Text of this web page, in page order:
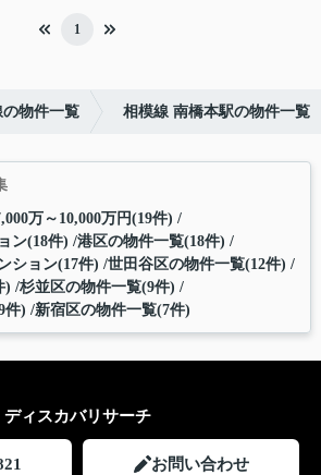
1
物件一覧 相模線 南橋本駅の物件一覧
万～10,000万円(19件)
ン(18件) 港区の物件一覧(18件)
ション(17件) 世田谷区の物件一覧(12件)
) 杉並区の物件一覧(9件)
件) 新宿区の物件一覧(7件)
ディスカバリサーチ
お問い合わせ